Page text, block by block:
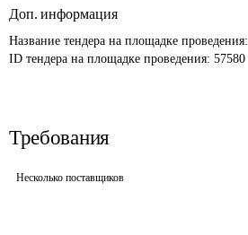
Доп. информация
Название тендера на площадке проведения:
ID тендера на площадке проведения: 57580
Требования
Несколько поставщиков